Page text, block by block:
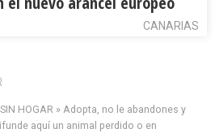
CANARIAS
HOGAR » Adopta, no le abandones y
aquí un animal perdido o en